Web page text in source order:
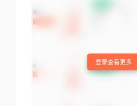
登录查看更多